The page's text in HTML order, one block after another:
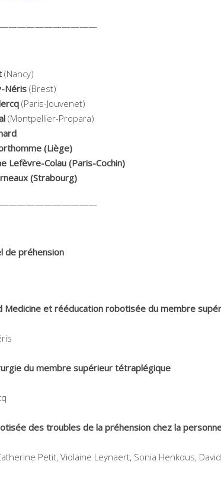
(Nancy)
Néris (Brest)
(Paris-Jouvenet)
(Montpellier-Propara)
(Liège)
Lefèvre-Colau(Paris-Cochin)
(Strabourg)
de préhension
Medicine et rééducation robotisée du membre
du membre supérieur tétraplégique
des troubles de la préhension chez la
Petit, Violaine Leynaert, Sonia Henkous,